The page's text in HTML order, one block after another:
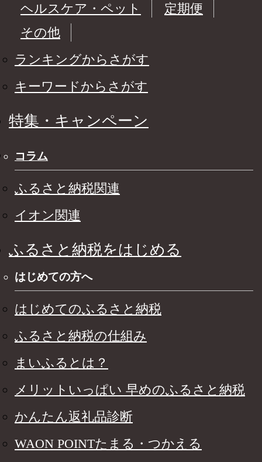
ヘルスケア・ペット
定期便
その他
ランキングからさがす
キーワードからさがす
特集・キャンペーン
コラム
ふるさと納税関連
イオン関連
ふるさと納税をはじめる
はじめての方へ
はじめてのふるさと納税
ふるさと納税の仕組み
まいふるとは？
メリットいっぱい 早めのふるさと納税
かんたん返礼品診断
WAON POINTたまる・つかえる